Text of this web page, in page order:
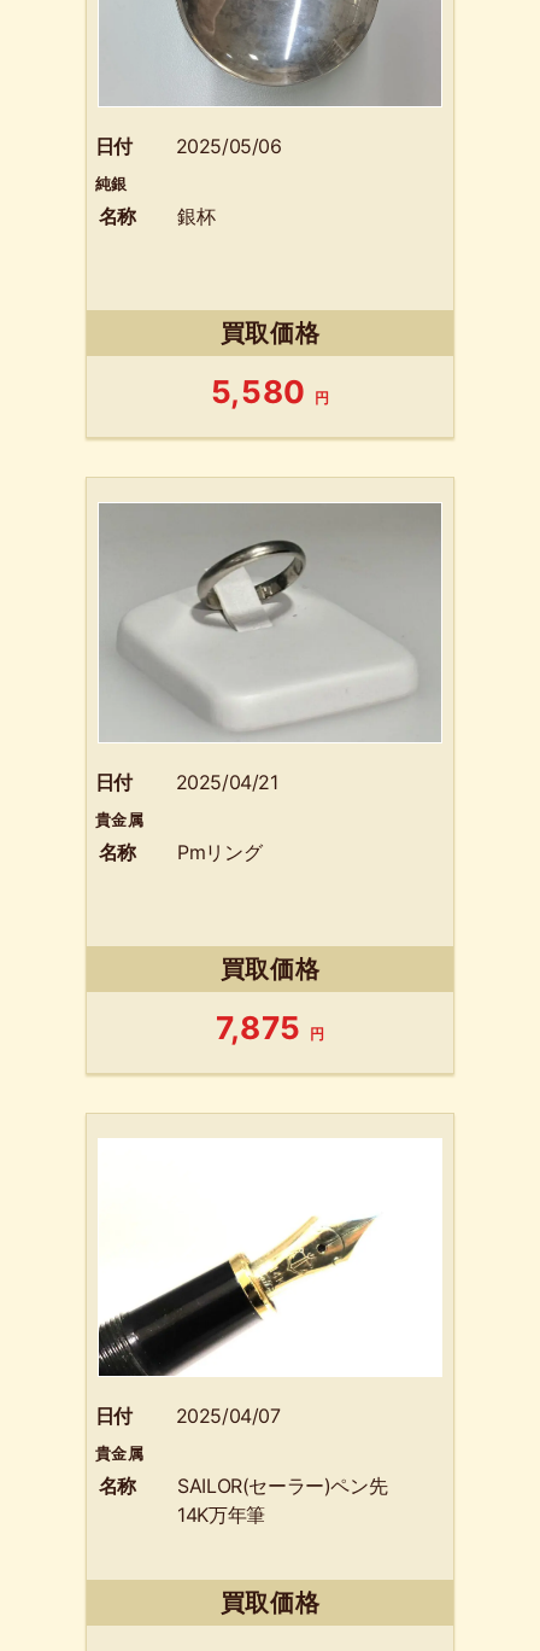
日付 2025/05/06
純銀
名称 銀杯
買取価格
5,580 円
日付 2025/04/21
貴金属
名称 Pmリング
買取価格
7,875 円
日付 2025/04/07
貴金属
名称
SAILOR(セーラー)ペン先
14K万年筆
買取価格